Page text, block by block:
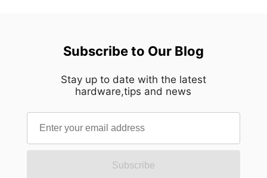
พิจารณาปัจจัยเหล่านี้เพื่อสร้างชุดอุปกรณ์ที่ลงตัวกับ
1. ประเมินพื้นที่บนโต๊ะที่คุณมี ก่อนที่จะซื้อจอภาพสอง
จอ ตรวจสอบให้แน่ใจว่าโต๊ะของคุณมีพื้นที่เพียงพอ
ในการมองที่สบายตา หากพื้นที่ทำงานของคุณมีจำกัด
ลองพิจารณาใช้แขนจับจอภาพ ซึ่งจะช่วยเพิ่มพื้นที่บน
ให้คุณปรับตำแหน่งของจอภาพทั้งสองจอได้อย่าง
แสดงความโปร่งใสภายในตัวเครื่อง สอดคล้องกับภาพ
เกมได้ทั้งคู่? สิ่งที่เราย้ำเสมอว่าเป็นซีรีส์โน้ตบุ๊กที่ลงตัว
ทั้งทำงานและเล่นเกม ด้วยคีย์บอดที่เป็น 4 Zone RGB
ปุ่ม WASD Transparent ที่แสดงความเป็นเกมเมอร์
คีย์บอร์ดยังมีแป้นตัวเลขให้อย่างครบถ้วน ใครที่จะ
การใช้งานที่ครบครันพร้อมใช้งาน ปัจจุบันอุปกรณ์อิ
( 98W PD), KVM Premium 3A [...]
Subscribe to Our Blog
Stay up to date with the latest
hardware,tips and news
Subscribe